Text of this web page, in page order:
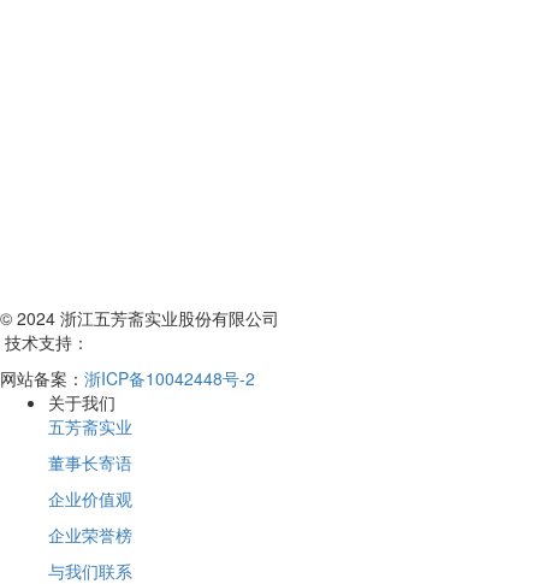
© 2024 浙江五芳斋实业股份有限公司
技术支持：
网站备案： 浙ICP备10042448号-2
关于我们
五芳斋实业
董事长寄语
企业价值观
企业荣誉榜
与我们联系